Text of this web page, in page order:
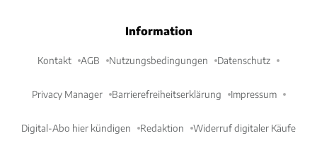
Information
Kontakt AGB Nutzungsbedingungen Datenschutz
Privacy Manager Barrierefreiheitserklärung Impressum
Digital-Abo hier kündigen Redaktion Widerruf digitaler Käufe